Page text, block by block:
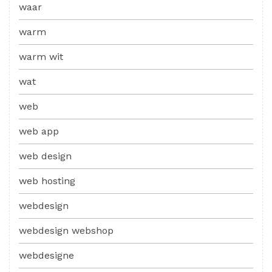
waar
warm
warm wit
wat
web
web app
web design
web hosting
webdesign
webdesign webshop
webdesigne